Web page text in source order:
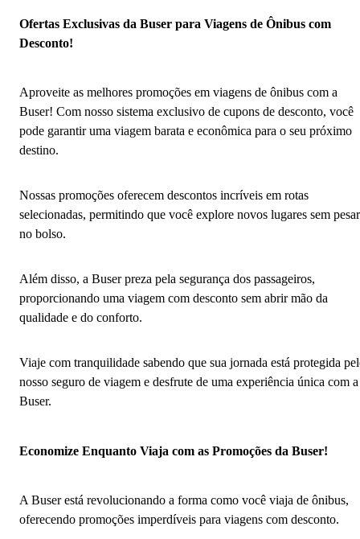
Ofertas Exclusivas da Buser para Viagens de Ônibus com
Desconto!
Aproveite as melhores promoções em viagens de ônibus com a
Buser! Com nosso sistema exclusivo de cupons de desconto, você
pode garantir uma viagem barata e econômica para o seu próximo
destino.
Nossas promoções oferecem descontos incríveis em rotas
selecionadas, permitindo que você explore novos lugares sem pesar
no bolso.
Além disso, a Buser preza pela segurança dos passageiros,
proporcionando uma viagem com desconto sem abrir mão da
qualidade e do conforto.
Viaje com tranquilidade sabendo que sua jornada está protegida
nosso seguro de viagem e desfrute de uma experiência única com a
Buser.
Economize Enquanto Viaja com as Promoções da Buser!
A Buser está revolucionando a forma como você viaja de ônibus,
oferecendo promoções imperdíveis para viagens com desconto.